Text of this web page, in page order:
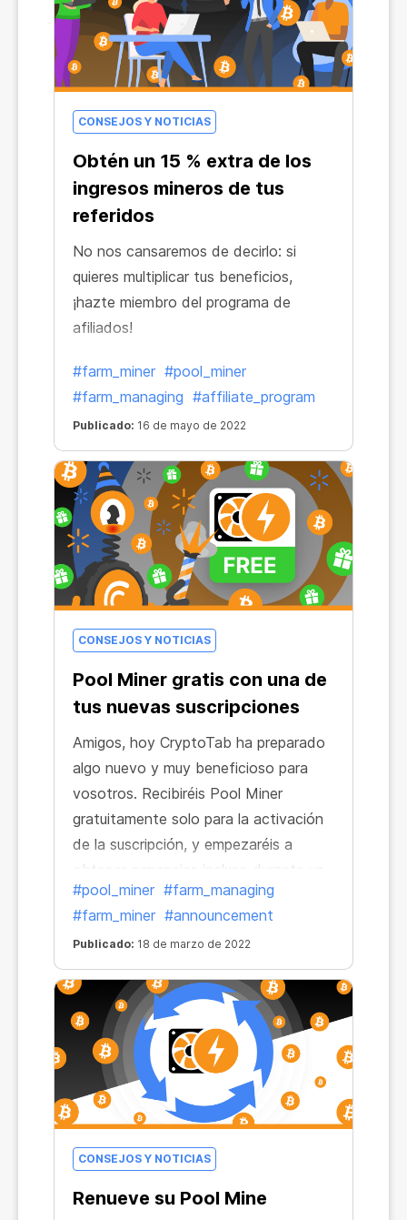
CONSEJOS Y NOTICIAS
Obtén un 15 % extra de los
ingresos mineros de tus
referidos
No nos cansaremos de decirlo: si
quieres multiplicar tus beneficios,
¡hazte miembro del programa de
afiliados!
#farm_miner #pool_miner
#farm_managing #affiliate_program
Publicado: 16 de mayo de 2022
CONSEJOS Y NOTICIAS
Pool Miner gratis con una de
tus nuevas suscripciones
Amigos, hoy CryptoTab ha preparado
algo nuevo y muy beneficioso para
vosotros. Recibiréis Pool Miner
gratuitamente solo para la activación
de la suscripción, y empezaréis a
obtener ganancias incluso durante un
período de prueba gratis.
#pool_miner #farm_managing
#farm_miner #announcement
Publicado: 18 de marzo de 2022
CONSEJOS Y NOTICIAS
Renueve su Pool Mine